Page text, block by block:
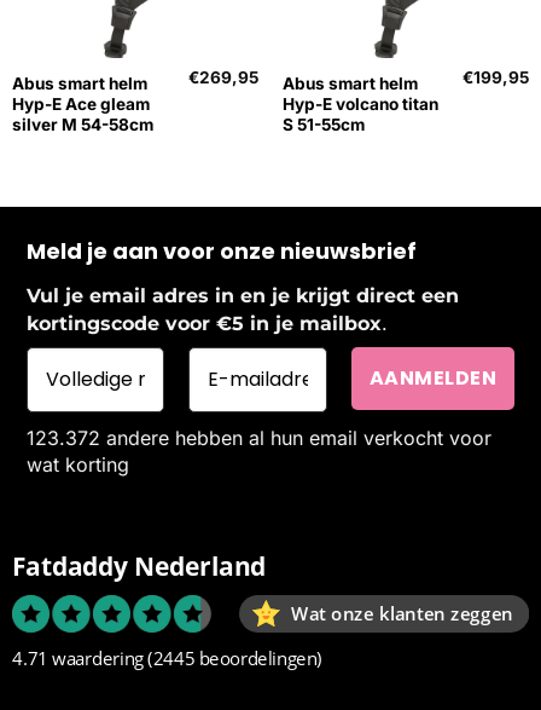
Abus smart helm
Hyp-E Ace gleam
silver M 54-58cm
€269,95
Abus smart helm
Hyp-E volcano titan
S 51-55cm
€199,95
Meld je aan voor onze nieuwsbrief
Vul je email adres in en je krijgt direct een
kortingscode voor €5 in je mailbox.
123.372 andere hebben al hun email verkocht voor
wat korting
Fatdaddy Nederland
Wat onze klanten zeggen
4.71 waardering(2445 beoordelingen)